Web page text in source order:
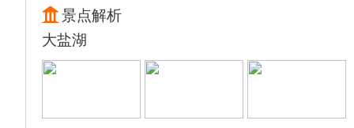
景点解析
大盐湖